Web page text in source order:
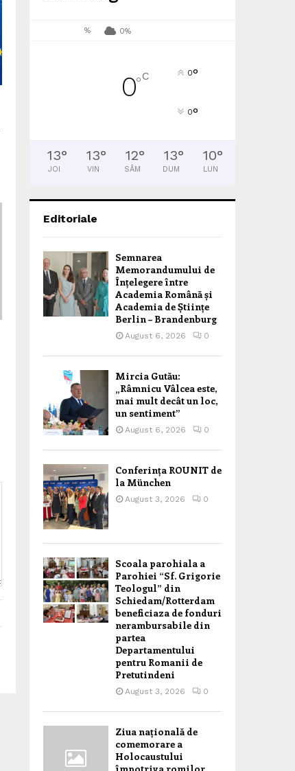
% 0%
0°C 0°
0°
13°
JOI
13°
VIN
12°
SÂM
13°
DUM
10°
LUN
Editoriale
Semnarea
Memorandumului de
Înțelegere între
Academia Română și
Academia de Științe
Berlin – Brandenburg
August 6, 2026 0
Mircia Gutău:
„Râmnicu Vâlcea este,
mai mult decât un loc,
un sentiment”
August 6, 2026 0
Conferința ROUNIT de
la München
August 3, 2026 0
Scoala parohiala a
Parohiei “Sf. Grigorie
Teologul” din
Schiedam/Rotterdam
beneficiaza de fonduri
nerambursabile din
partea
Departamentului
pentru Romanii de
Pretutindeni
August 3, 2026 0
Ziua națională de
comemorare a
Holocaustului